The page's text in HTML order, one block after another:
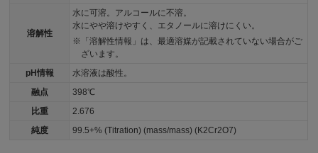
溶解性
水に可溶。アルコールに不溶。
水にやや溶けやすく、エタノールに溶けにくい。
「溶解性情報」は、最適溶媒が記載されていない場合がご
ざいます。
pH情報
水溶液は酸性。
融点
398℃
比重
2.676
純度
99.5+% (Titration) (mass/mass) (K2Cr2O7)